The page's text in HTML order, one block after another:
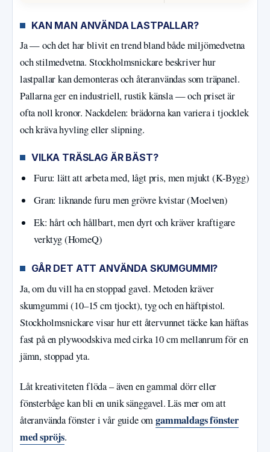
KAN MAN ANVÄNDA LASTPALLAR?
Ja — och det har blivit en trend bland både miljömedvetna
och stilmedvetna. Stockholmsnickare beskriver hur
lastpallar kan demonteras och återanvändas som träpanel.
Pallarna ger en industriell, rustik känsla — och priset är
ofta noll kronor. Nackdelen: brädorna kan variera i tjocklek
och kräva hyvling eller slipning.
VILKA TRÄSLAG ÄR BÄST?
Furu: lätt att arbeta med, lågt pris, men mjukt (K-Bygg)
Gran: liknande furu men grövre kvistar (Moelven)
Ek: hårt och hållbart, men dyrt och kräver kraftigare
verktyg (HomeQ)
GÅR DET ATT ANVÄNDA SKUMGUMMI?
Ja, om du vill ha en stoppad gavel. Metoden kräver
skumgummi (10–15 cm tjockt), tyg och en häftpistol.
Stockholmsnickare visar hur ett återvunnet täcke kan häftas
fast på en plywoodskiva med cirka 10 cm mellanrum för en
jämn, stoppad yta.
Låt kreativiteten flöda – även en gammal dörr eller
fönsterbåge kan bli en unik sänggavel. Läs mer om att
återanvända fönster i vår guide omgammaldags fönster
med spröjs.